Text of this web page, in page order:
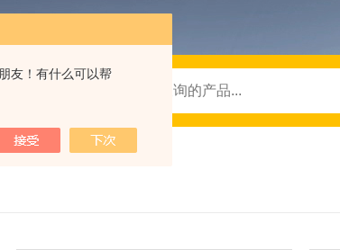
友！有什么可以帮